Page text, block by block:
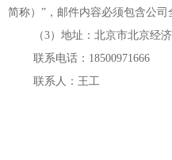
简称）”，邮件内容必须包含公司
（3）地址：北京市北京经
联系电话：18500971666
联系人：王工